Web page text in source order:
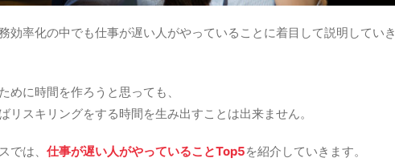
効率化の中でも仕事が遅い人がやっていることに着目して説明していき
めに時間を作ろうと思っても、
リスキリングをする時間を生み出すことは出来ません。
では、 仕事が遅い人がやっていることTop5を紹介していきます。